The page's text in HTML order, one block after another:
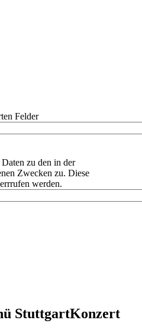
Felder
zu den in der
Zwecken zu. Diese
werden.
StuttgartKonzert